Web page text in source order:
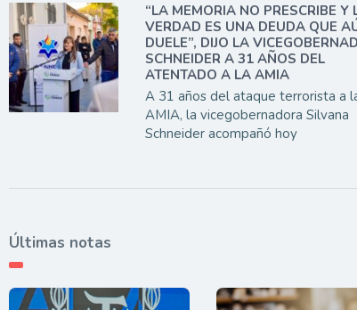
“LA MEMORIA NO PRESCRIBE Y
VERDAD ES UNA DEUDA QUE
DUELE”, DIJO LA
SCHNEIDER A 31 AÑOS DEL
ATENTADO A LA AMIA
A 31 años del ataque terrorista a
AMIA, la vicegobernadora Silvana
Schneider acompañó hoy
Últimas notas